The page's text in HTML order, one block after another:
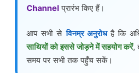
Channel प्रारंभ किए हैं।
आप सभी सेविनम्र अनुरोधहै कि
साथियों को इससे जोड़ने में सहयोग करें,
समय पर सभी तक पहुँच सकें।